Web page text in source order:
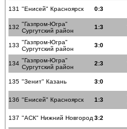
131 "Енисей" Красноярск 0:3
132 "Газпром-Югра"
Сургутский район
1:3
133 "Газпром-Югра"
Сургутский район
3:0
134 "Газпром-Югра"
Сургутский район
2:3
135 "Зенит" Казань 3:0
136 "Енисей" Красноярск 1:3
137 "АСК" Нижний Новгород 3:2